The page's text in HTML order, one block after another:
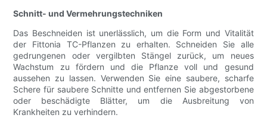
Schnitt- und Vermehrungstechniken
Das Beschneiden ist unerlässlich, um die Form und Vitalität
der Fittonia TC-Pflanzen zu erhalten. Schneiden Sie alle
gedrungenen oder vergilbten Stängel zurück, um neues
Wachstum zu fördern und die Pflanze voll und gesund
aussehen zu lassen. Verwenden Sie eine saubere, scharfe
Schere für saubere Schnitte und entfernen Sie abgestorbene
oder beschädigte Blätter, um die Ausbreitung von
Krankheiten zu verhindern.